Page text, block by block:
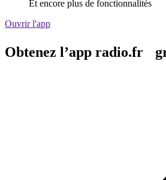
Et encore plus de fonctionnalités
Ouvrir l'app
Obtenez l’app radio.fr